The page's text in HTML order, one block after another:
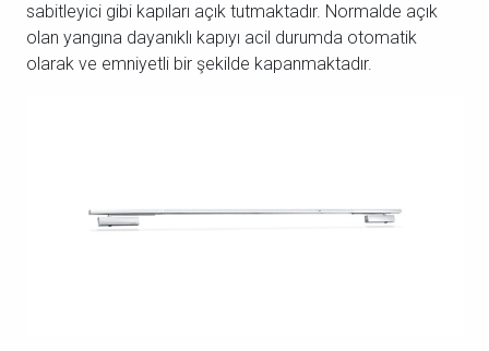
sabitleyici gibi kapıları açık tutmaktadır. Normalde açık
olan yangına dayanıklı kapıyı acil durumda otomatik
olarak ve emniyetli bir şekilde kapanmaktadır.